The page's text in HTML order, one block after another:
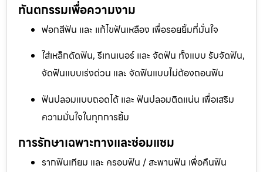
ทันตกรรมเพื่อความงาม
ฟอกสีฟัน และ แก้ไขฟันเหลือง เพื่อรอยยิ้มที่มั่นใจ
ใส่เหล็กดัดฟัน, รีเทนเนอร์ และ จัดฟัน ทั้งแบบ รับจัดฟัน,
จัดฟันแบบเร่งด่วน และ จัดฟันแบบไม่ต้องถอนฟัน
ฟันปลอมแบบถอดได้ และ ฟันปลอมติดแน่น เพื่อเสริม
ความมั่นใจในทุกการยิ้ม
การรักษาเฉพาะทางและซ่อมแซม
รากฟันเทียม และ ครอบฟัน / สะพานฟัน เพื่อคืนฟัน